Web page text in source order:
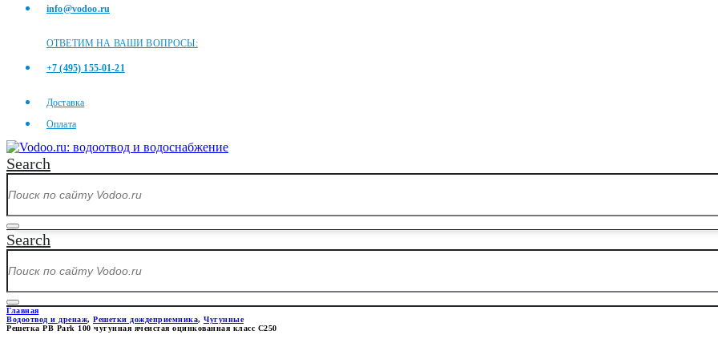
info@vodoo.ru
ОТВЕТИМ НА ВАШИ ВОПРОСЫ:
+7 (495) 155-01-21
Доставка
Оплата
Search
Search
Главная
Водоотвод и дренаж, Решетки дождеприемника, Чугунные
Решетка РВ Park 100 чугунная ячеистая оцинкованная класс С250